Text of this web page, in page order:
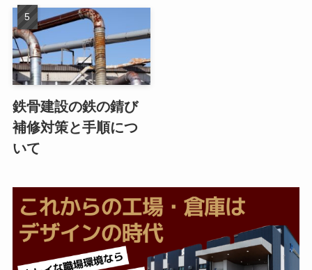
鉄骨建設の鉄の錆び
補修対策と手順につ
いて